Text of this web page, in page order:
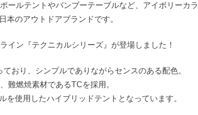
ールテントやバンブーテーブルなど、アイボリーカラ
本のアウトドアブランドです。
イン『テクニカルシリーズ』が登場しました！
おり、シンプルでありながらセンスのある配色。
難燃焼素材であるTCを採用。
使用したハイブリッドテントとなっています。